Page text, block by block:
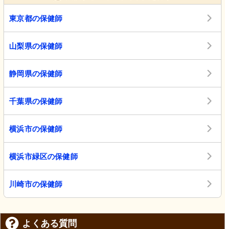
東京都の保健師
山梨県の保健師
静岡県の保健師
千葉県の保健師
横浜市の保健師
横浜市緑区の保健師
川崎市の保健師
よくある質問